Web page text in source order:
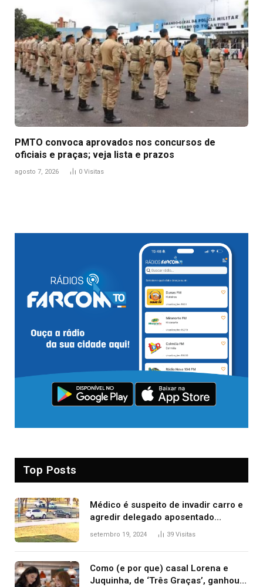
PMTO convoca aprovados nos concursos de
oficiais e praças; veja lista e prazos
agosto 7, 2026 0 Visitas
Top Posts
Médico é suspeito de invadir carro e
agredir delegado aposentado
durante confusão no trânsito
setembro 19, 2024 39 Visitas
Como (e por que) casal Lorena e
Juquinha, de ‘Três Graças’, ganhou